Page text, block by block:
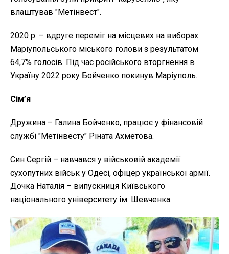
влаштував "Метінвест".
2020 р. – вдруге переміг на місцевих на виборах
Маріупольського міського голови з результатом
64,7% голосів. Під час російського вторгнення в
Україну 2022 року Бойченко покинув Маріуполь.
Сім’я
Дружина – Галина Бойченко, працює у фінансовій
службі "Метінвесту" Ріната Ахметова.
Син Сергій – навчався у військовій академії
сухопутних військ у Одесі, офіцер української армії.
Дочка Наталія – випускниця Київського
національного університету ім. Шевченка.